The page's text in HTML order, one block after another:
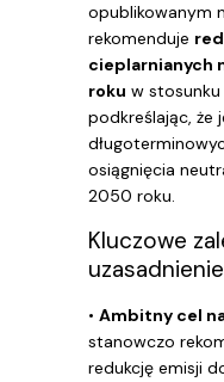
opublikowanym
rekomenduje
cieplarnianych
roku w
podkreślając, że
osiągnięcia
2050 roku.
Kluczowe
uzasadnienie
• Ambitny cel
stanowczo
redukcję emisji